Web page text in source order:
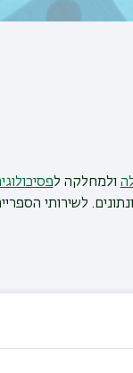
ולמחלקה ל
לשירותי